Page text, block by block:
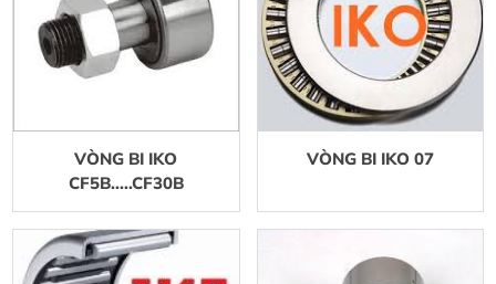
VÒNG BI IKO
CF5B.....CF30B
VÒNG BI IKO 07